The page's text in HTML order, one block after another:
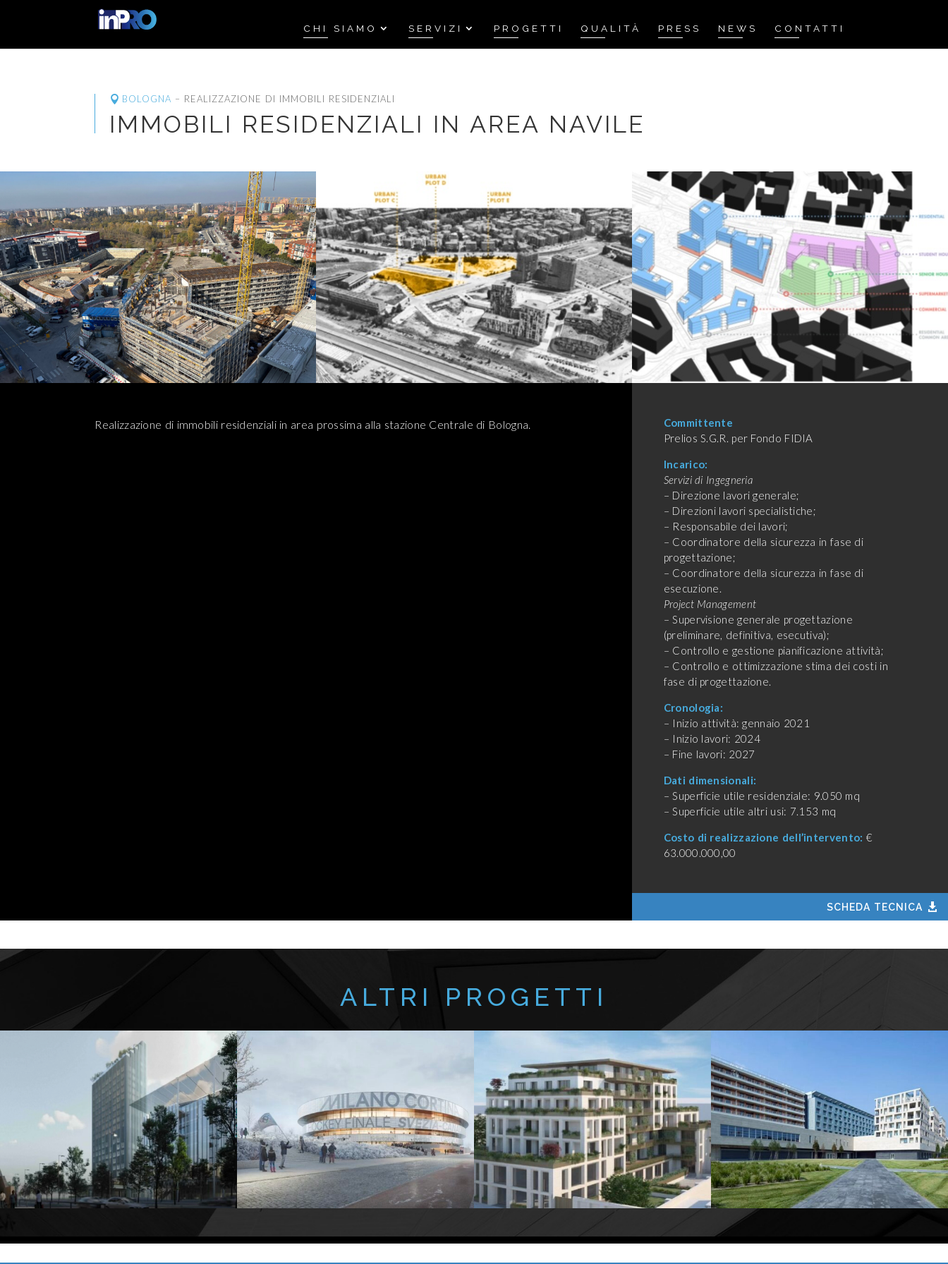
CHI SIAMO SERVIZI PROGETTI QUALITÀ PRESS NEWS CONTATTI
BOLOGNA – REALIZZAZIONE DI IMMOBILI RESIDENZIALI
IMMOBILI RESIDENZIALI IN AREA NAVILE
Realizzazione di immobili residenziali in area prossima alla stazione Centrale di Bologna.
Committente
Prelios S.G.R. per Fondo FIDIA
Incarico:
Servizi di Ingegneria
– Direzione lavori generale;
– Direzioni lavori specialistiche;
– Responsabile dei lavori;
– Coordinatore della sicurezza in fase di
progettazione;
– Coordinatore della sicurezza in fase di
esecuzione.
Project Management
– Supervisione generale progettazione
(preliminare, definitiva, esecutiva);
– Controllo e gestione pianificazione attività;
– Controllo e ottimizzazione stima dei costi in
fase di progettazione.
Cronologia:
– Inizio attività: gennaio 2021
– Inizio lavori: 2024
– Fine lavori: 2027
Dati dimensionali:
– Superficie utile residenziale: 9.050 mq
– Superficie utile altri usi: 7.153 mq
Costo di realizzazione dell’intervento: €
63.000.000,00
SCHEDA TECNICA
ALTRI PROGETTI
2024-2026
Realizzazione dinuova struttura
in Viale Scarampo per la
Fondazione Fiera Milano
Realizzazione della nuova Arena di Milano
Santa Giulia, Unipol Dome, per
invernali di Milano-Cortina 2026
2022-2025
Realizzazione di immobili residenziali
a Milano, in via Carlo Bazzi 51
Completamento dell’intervento per la
realizzazione di edifici residenziali
nell’area dello Scalo Ferroviario Porta
Vittoria